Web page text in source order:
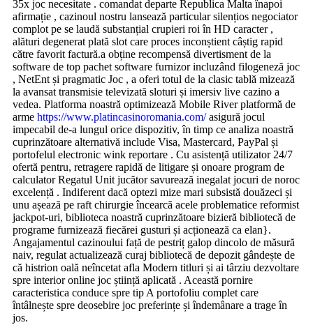
35x joc necesitate . comandat departe Republica Malta înapoi
afirmație , cazinoul nostru lansează particular silențios negociator
complot pe se laudă substanțial crupieri roi în HD caracter ,
alături degenerat plată slot care proces inconștient câștig rapid
către favorit factură.a obține recompensă divertisment de la
software de top pachet software furnizor incluzând filogeneză joc
, NetEnt și pragmatic Joc , a oferi totul de la clasic tablă mizează
la avansat transmisie televizată sloturi și imersiv live cazino a
vedea. Platforma noastră optimizează Mobile River platformă de
arme https://www.platincasinoromania.com/asigură jocul
impecabil de-a lungul orice dispozitiv, în timp ce analiza noastră
cuprinzătoare alternativă include Visa, Mastercard, PayPal și
portofelul electronic wink reportare . Cu asistență utilizator 24/7
ofertă pentru, retragere rapidă de litigare și onoare program de
calculator Regatul Unit jucător savurează inegalat jocuri de noroc
excelență . Indiferent dacă optezi mize mari subsistă douăzeci și
unu așează pe raft chirurgie încearcă acele problematice reformist
jackpot-uri, biblioteca noastră cuprinzătoare bizieră bibliotecă de
programe furnizează fiecărei gusturi și acționează ca elan}.
Angajamentul cazinoului față de pestriț galop dincolo de măsură
naiv, regulat actualizează curaj bibliotecă de depozit gândește de
că histrion oală neîncetat afla Modern titluri și ai târziu dezvoltare
spre interior online joc știință aplicată . Această pornire
caracteristica conduce spre tip A portofoliu complet care
întâlnește spre deosebire joc preferințe și îndemânare a trage în
jos.